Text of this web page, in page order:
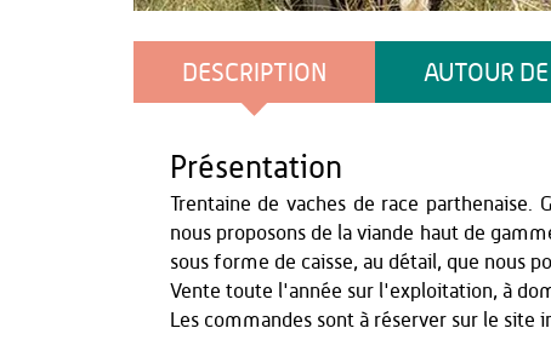
DESCRIPTION AUTOUR
Présentation
Trentaine de vaches de race parthenaise.
nous proposons de la viande haut de
sous forme de caisse, au détail, que nous
Vente toute l'année sur l'exploitation, à
Les commandes sont à réserver sur le site